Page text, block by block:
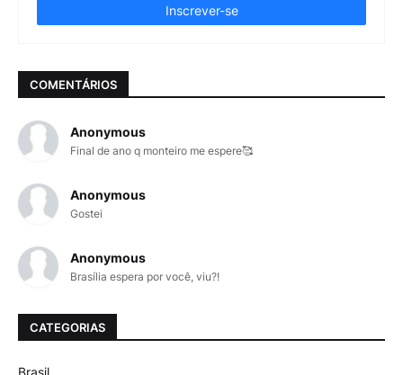
COMENTÁRIOS
Anonymous
Final de ano q monteiro me espere🥰
Anonymous
Gostei
Anonymous
Brasília espera por você, viu?!
CATEGORIAS